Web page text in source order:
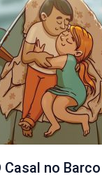
Casal no Barco